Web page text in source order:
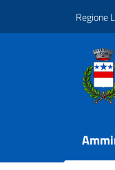
Regione